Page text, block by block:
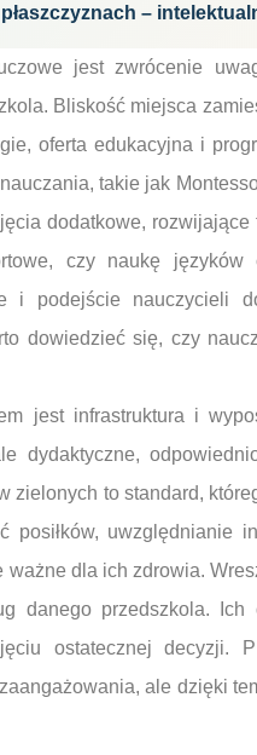
–
jest zwrócenie
Bliskość miejsca
oferta edukacyjna i
takie jak
dodatkowe,
czy naukę
i podejście nauczycieli
dowiedzieć się, czy
jest infrastruktura i
dydaktyczne,
zielonych to standard,
posiłków, uwzględnianie
ważne dla ich zdrowia.
danego przedszkola.
ostatecznej decyzji.
ale dzięki